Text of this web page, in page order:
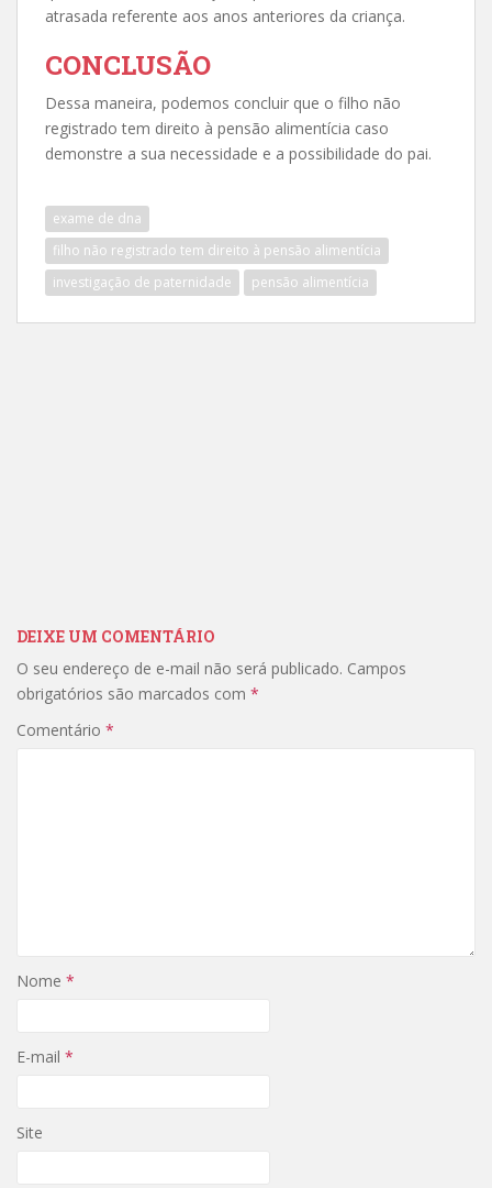
atrasada referente aos anos anteriores da criança.
CONCLUSÃO
Dessa maneira, podemos concluir que o filho não
registrado tem direito à pensão alimentícia caso
demonstre a sua necessidade e a possibilidade do pai.
exame de dna
filho não registrado tem direito à pensão alimentícia
investigação de paternidade
pensão alimentícia
DEIXE UM COMENTÁRIO
O seu endereço de e-mail não será publicado. Campos
obrigatórios são marcados com *
Comentário *
Nome *
E-mail *
Site